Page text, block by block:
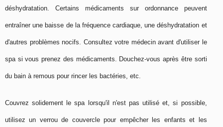
déshydratation. Certains médicaments sur ordonnance peuvent
entraîner une baisse de la fréquence cardiaque, une déshydratation et
d'autres problèmes nocifs. Consultez votre médecin avant d'utiliser le
spa si vous prenez des médicaments. Douchez-vous après être sorti
du bain à remous pour rincer les bactéries, etc.
Couvrez solidement le spa lorsqu'il n'est pas utilisé et, si possible,
utilisez un verrou de couvercle pour empêcher les enfants et les